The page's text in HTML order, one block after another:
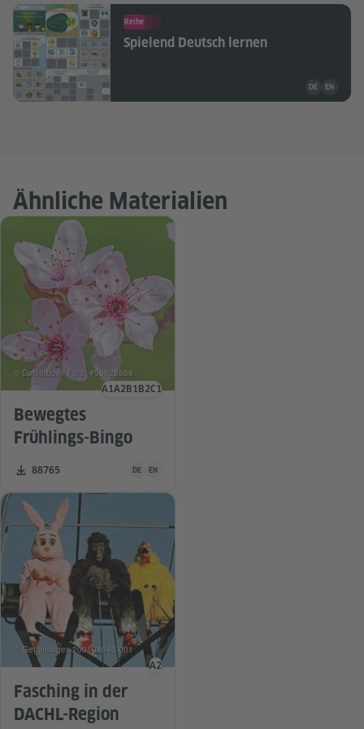
Reihe
Spielend Deutsch lernen
DE EN
Ähnliche Materialien
Bewegtes
Frühlings-Bingo
Zahl der Downloads:
88765 Unterrichtsmaterial ist in folgenden Sprachen
DE EN
© Colourbox / Foto: #59928868
Sprachniveau
A1A2 B1 B2C1
Fasching in der
DACHL-Region
© GettyImages-200194040-001
Sprachniveau
A2